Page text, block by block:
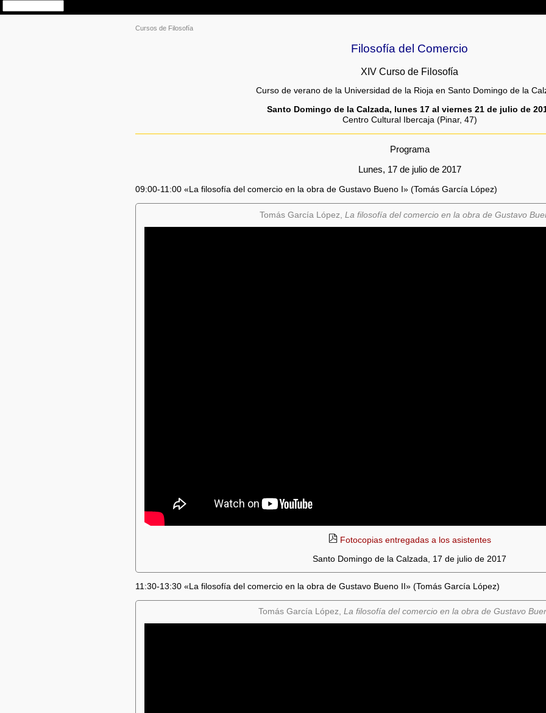
Cursos de Filosofía
Filosofía del Comercio
XIV Curso de Filosofía
Curso de verano de la Universidad de la Rioja en Santo Domingo de la
Santo Domingo de la Calzada, lunes 17 al viernes 21 de julio de
Centro Cultural Ibercaja (Pinar, 47)
Programa
Lunes, 17 de julio de 2017
09:00-11:00 «La filosofía del comercio en la obra de Gustavo Bueno I» (Tomás García López)
Tomás García López, La filosofía del comercio en la obra de Gustavo
Fotocopias entregadas a los asistentes
Santo Domingo de la Calzada, 17 de julio de 2017
11:30-13:30 «La filosofía del comercio en la obra de Gustavo Bueno II» (Tomás García López)
Tomás García López, La filosofía del comercio en la obra de Gustavo